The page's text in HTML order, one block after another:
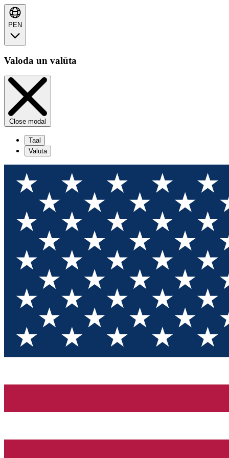
PEN
Valoda un valūta
Close modal
Taal
Valūta